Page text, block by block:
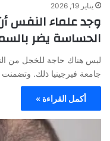
يناير 19, 2026
وجد علماء النفس
الحساسة يضر
ليس هناك حاجة للخجل من
جامعة فيرجينيا ذلك. وتضمنت 11 تجربة أجريت في…
أكمل القراءة »